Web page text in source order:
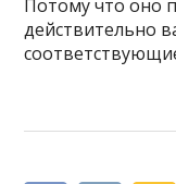
Потому что оно
действительно